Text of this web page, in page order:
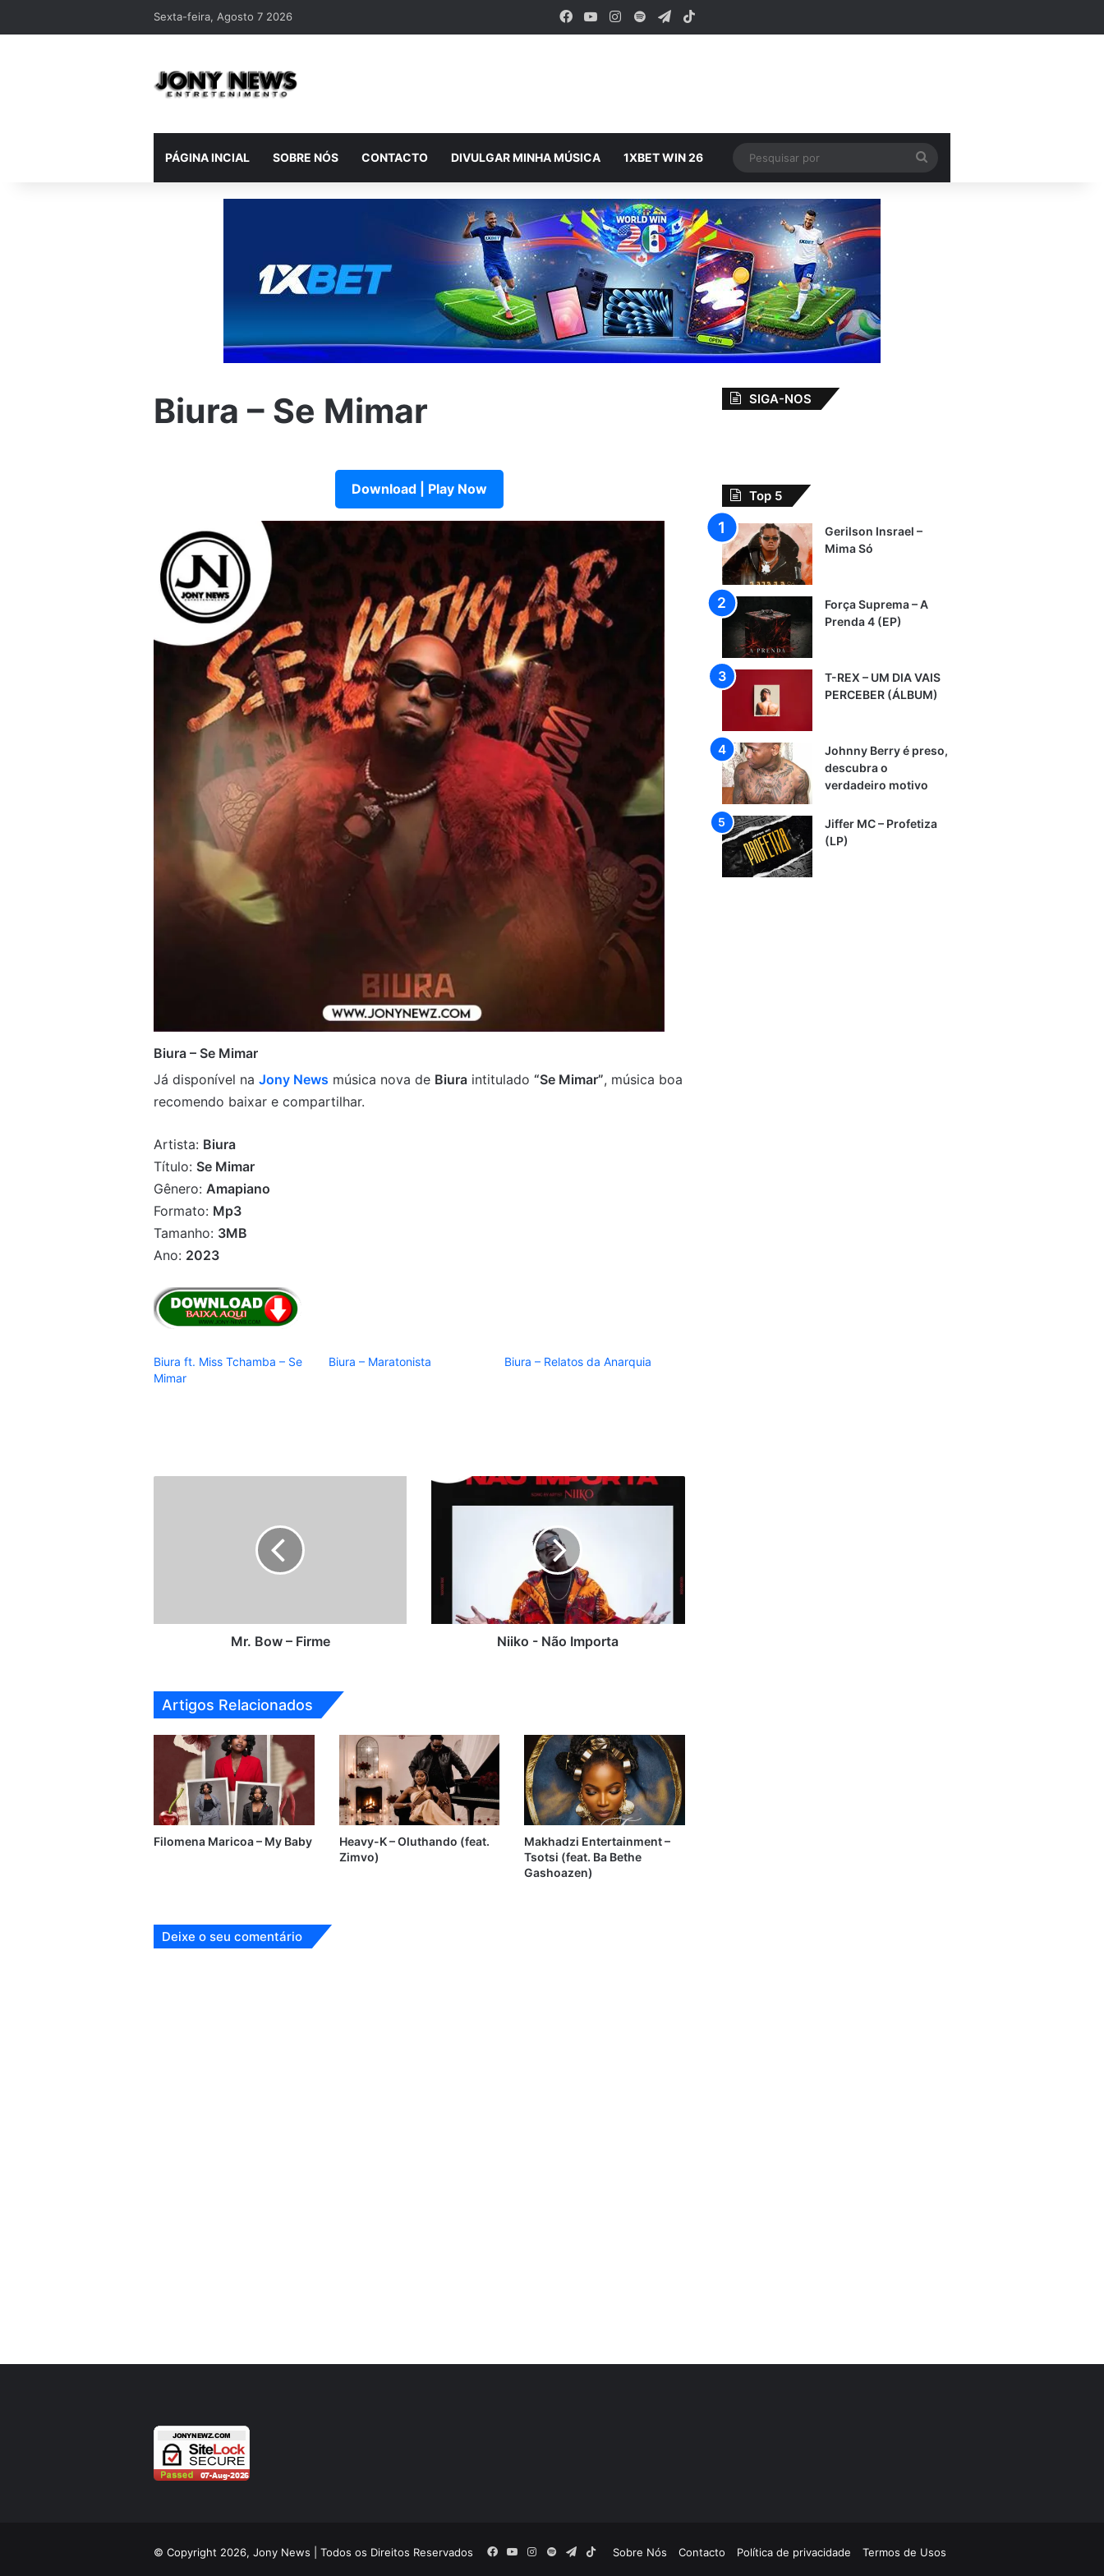
Sexta-feira, Agosto 7 2026 Facebook
YouTubeInstagram
SpotifyTelegram
PÁGINA INCIAL SOBRE NÓS CONTACTO DIVULGAR MINHA MÚSICA 1XBET WIN 26
por
Biura – Se Mimar
Download | Play Now
Biura – Se Mimar
Já disponível na Jony News música nova de Biura intitulado “Se Mimar”, música boa
recomendo baixar e compartilhar.
Artista: Biura
Título: Se Mimar
Gênero: Amapiano
Formato: Mp3
Tamanho: 3MB
Ano: 2023
Biura ft. Miss Tchamba – Se
Mimar
Biura – Maratonista Biura – Relatos da Anarquia
Mr. Bow – Firme
Niiko
Niiko - Não Importa
Artigos Relacionados
Filomena Maricoa – My Baby
Heavy-K – Oluthando (feat.
Zimvo)
Makhadzi Entertainment –
Tsotsi (feat. Ba Bethe
Gashoazen)
Deixe o seu comentário
SIGA-NOS
Top 5
Gerilson Insrael –
Mima Só
Força Suprema – A
Prenda 4 (EP)
T-REX – UM DIA VAIS
PERCEBER (ÁLBUM)
Johnny Berry é preso,
descubra o
verdadeiro motivo
Jiffer MC – Profetiza
(LP)
© Copyright 2026, Jony News | Todos os Direitos Reservados Sobre Nós Contacto Política de privacidade Termos de Usos
Facebook
YouTubeInstagram
SpotifyTelegram
TikTok